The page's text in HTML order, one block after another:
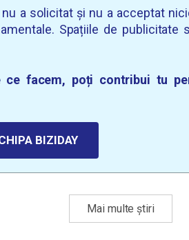
nu a solicitat și nu a acceptat
Spațiile de publicitate
ce facem, poți contribui tu
BIZIDAY
Mai multe știri